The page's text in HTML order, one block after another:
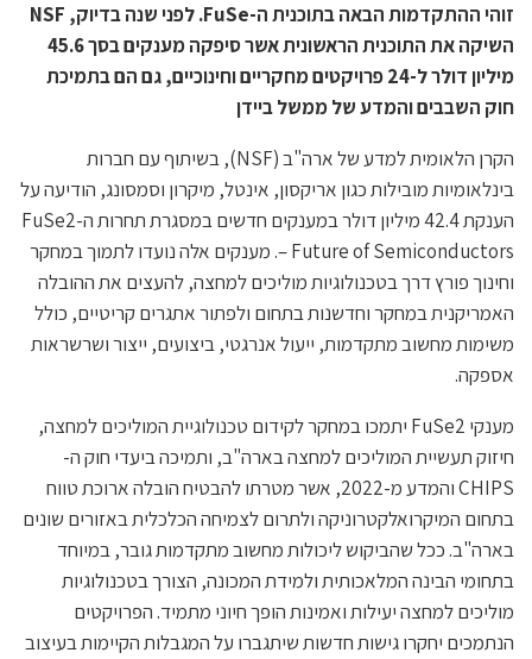
זוהי ההתקדמות הבאה בתוכנית ה-FuSe. לפני שנה בדיוק, NSF
השיקה את התוכנית הראשונית אשר סיפקה מענקים בסך 45.6
מיליון דולר ל-24 פרויקטים מחקריים וחינוכיים, גם הם בתמיכת
חוק השבבים והמדע של ממשל ביידן
הקרן הלאומית למדע של ארה"ב (NSF), בשיתוף עם חברות
בינלאומיות מובילות כגון אריקסון, אינטל, מיקרון וסמסונג, הודיעה על
הענקת 42.4 מיליון דולר במענקים חדשים במסגרת תחרות ה-FuSe2
– Future of Semiconductors. מענקים אלה נועדו לתמוך במחקר
וחינוך פורץ דרך בטכנולוגיות מוליכים למחצה, להעצים את ההובלה
האמריקנית במחקר וחדשנות בתחום ולפתור אתגרים קריטיים, כולל
משימות מחשוב מתקדמות, ייעול אנרגטי, ביצועים, ייצור ושרשראות
אספקה.
מענקי FuSe2 יתמכו במחקר לקידום טכנולוגיית המוליכים למחצה,
חיזוק תעשיית המוליכים למחצה בארה"ב, ותמיכה ביעדי חוק ה-
CHIPS והמדע מ-2022, אשר מטרתו להבטיח הובלה ארוכת טווח
בתחום המיקרואלקטרוניקה ולתרום לצמיחה הכלכלית באזורים שונים
בארה"ב. ככל שהביקוש ליכולות מחשוב מתקדמות גובר, במיוחד
בתחומי הבינה המלאכותית ולמידת המכונה, הצורך בטכנולוגיות
מוליכים למחצה יעילות ואמינות הופך חיוני מתמיד. הפרויקטים
הנתמכים יחקרו גישות חדשות שיתגברו על המגבלות הקיימות בעיצוב